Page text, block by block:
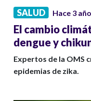
SALUD Hace 3
El cambio
dengue y
Expertos de la OMS
epidemias de zika.